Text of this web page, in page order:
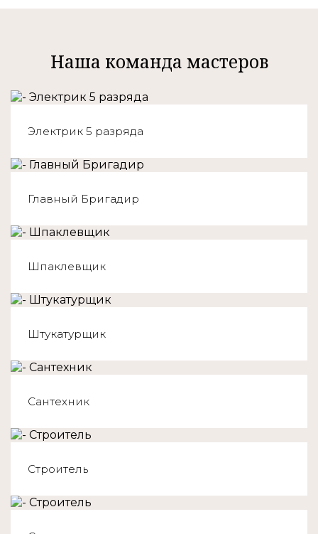
Наша команда мастеров
Электрик 5 разряда
Главный Бригадир
Шпаклевщик
Штукатурщик
Сантехник
Строитель